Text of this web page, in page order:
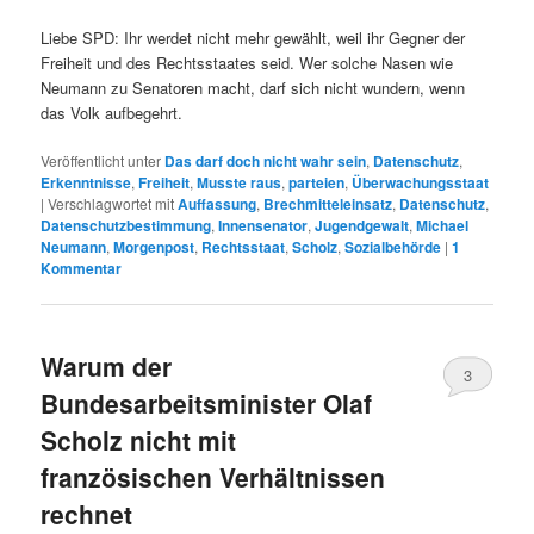
Liebe SPD: Ihr werdet nicht mehr gewählt, weil ihr Gegner der
Freiheit und des Rechtsstaates seid. Wer solche Nasen wie
Neumann zu Senatoren macht, darf sich nicht wundern, wenn
das Volk aufbegehrt.
Veröffentlicht unter Das darf doch nicht wahr sein, Datenschutz,
Erkenntnisse,Freiheit,Musste raus,parteien, Überwachungsstaat
|Verschlagwortet mitAuffassung, Brechmitteleinsatz, Datenschutz,
Datenschutzbestimmung,Innensenator,Jugendgewalt,Michael
Neumann,Morgenpost, Rechtsstaat,Scholz,Sozialbehörde |1
Kommentar
Warum der
Bundesarbeitsminister Olaf
Scholz nicht mit
französischen Verhältnissen
rechnet
3